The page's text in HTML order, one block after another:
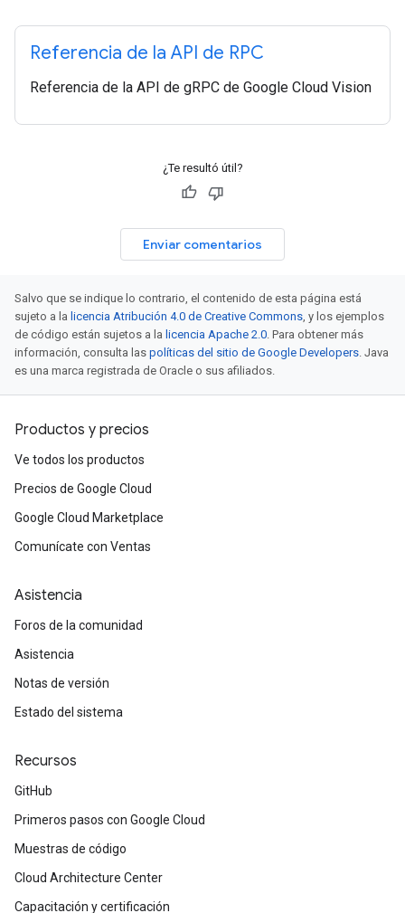
Referencia de la API de RPC
Referencia de la API de gRPC de Google Cloud Vision
¿Te resultó útil?
Enviar comentarios
Salvo que se indique lo contrario, el contenido de esta página está
sujeto a la licencia Atribución 4.0 de Creative Commons, y los ejemplos
de código están sujetos a la licencia Apache 2.0. Para obtener más
información, consulta las políticas del sitio de Google Developers. Java
es una marca registrada de Oracle o sus afiliados.
Productos y precios
Ve todos los productos
Precios de Google Cloud
Google Cloud Marketplace
Comunícate con Ventas
Asistencia
Foros de la comunidad
Asistencia
Notas de versión
Estado del sistema
Recursos
GitHub
Primeros pasos con Google Cloud
Muestras de código
Cloud Architecture Center
Capacitación y certificación